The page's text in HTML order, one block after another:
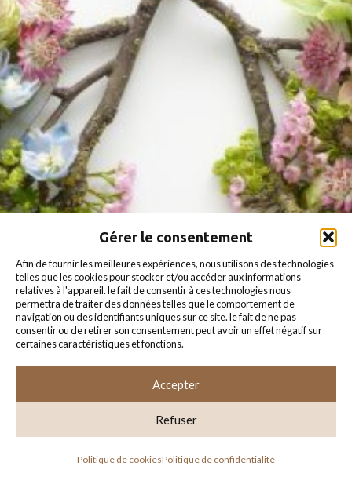
Gérer le consentement
afin de fournir les meilleures expériences, nous utilisons des technologies
telles que les cookies pour stocker et/ou accéder aux informations
relatives à l'appareil. le fait de consentir à ces technologies nous
permettra de traiter des données telles que le comportement de
navigation ou des identifiants uniques sur ce site. le fait de ne pas
consentir ou de retirer son consentement peut avoir un effet négatif sur
certaines caractéristiques et fonctions.
Accepter
Refuser
politique de cookies politique de confidentialité
AU COEUR DU SOUFFLE © 2024
Mentions légales-Conditions générales de vente-Politique de
Gestion des cookies Ma carte professionnelle
un
email